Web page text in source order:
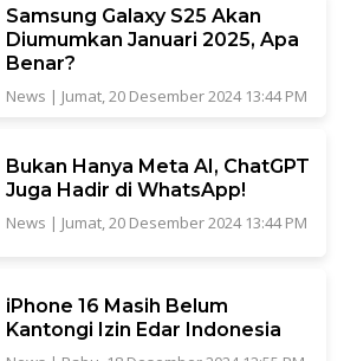
Samsung Galaxy S25 Akan
Diumumkan Januari 2025, Apa
Benar?
News | Jumat, 20 Desember 2024 13:44 PM
Bukan Hanya Meta AI, ChatGPT
Juga Hadir di WhatsApp!
News | Jumat, 20 Desember 2024 13:44 PM
iPhone 16 Masih Belum
Kantongi Izin Edar Indonesia